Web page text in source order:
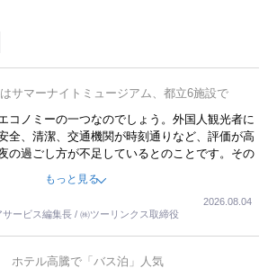
はサマーナイトミュージアム、都立6施設で
コノミーの一つなのでしょう。外国人観光者に
全、清潔、交通機関が時刻通りなど、評価が高
の過ごし方が不足しているとのことです。その
にこのようなイベントが行われれば、日本人に
も楽しみが増えるでしょうね。
もっと見る
ービス編集長 / ㈱ツーリンクス取締役
2026.08.04
ホテル高騰で「バス泊」人気